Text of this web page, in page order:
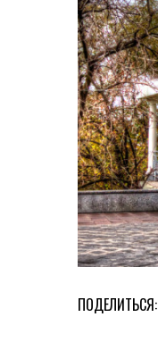
ПОДЕЛИТЬСЯ: